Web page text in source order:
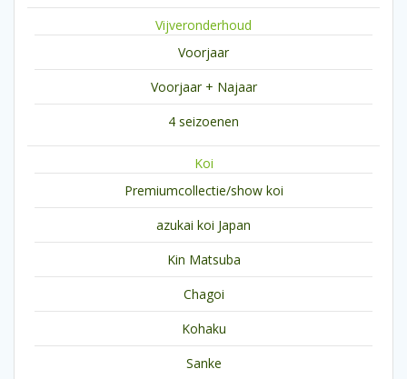
Vijveronderhoud
Voorjaar
Voorjaar + Najaar
4 seizoenen
Koi
Premiumcollectie/show koi
azukai koi Japan
Kin Matsuba
Chagoi
Kohaku
Sanke